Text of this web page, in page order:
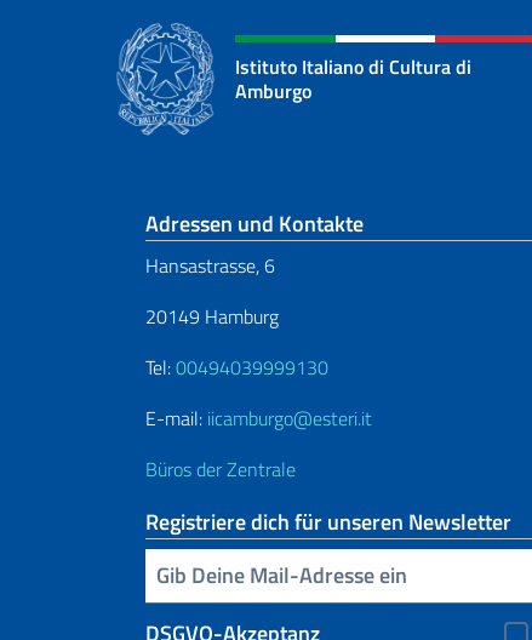
Istituto Italiano di Cultura di
Amburgo
Fußbereich
Adressen und Kontakte
Hansastrasse, 6
20149 Hamburg
Tel:00494039999130
E-mail: iicamburgo@esteri.it
Büros der Zentrale
Registriere dich für unseren Newsletter
Geben Sie Ihre E-Mail ein
DSGVO-Akzeptanz